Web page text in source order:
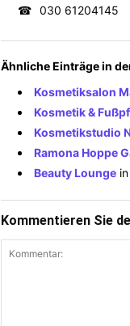
☎ 030 61204145
Ähnliche Einträge in
Kosmetiksalon
Kosmetik &
Kosmetikstudio
Ramona Hoppe
Beauty Lounge in
Kommentieren Sie